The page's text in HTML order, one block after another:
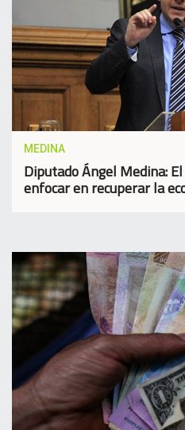
MEDINA
Diputado Ángel Medina:
enfocar en recuperar la